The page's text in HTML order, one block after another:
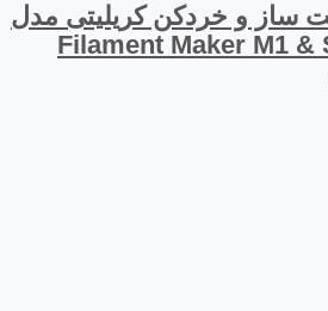
ساز و خردکن کریلیتی مدل
Filament Maker M1 &